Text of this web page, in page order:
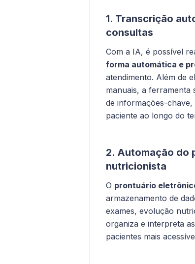
1. Transcrição
consultas
Com a IA, é possível
forma automática e
atendimento. Além de
manuais, a
de informações-
paciente ao longo do
2. Automação do
nutricionista
O prontuário
armazenamento de
exames, evolução
organiza e interpreta
pacientes mais